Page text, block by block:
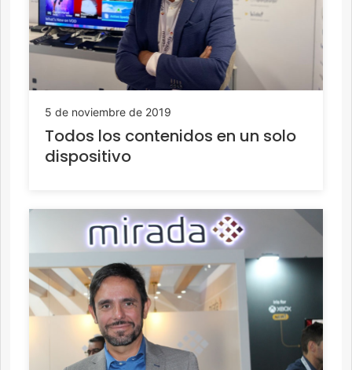
5 de noviembre de 2019
Todos los contenidos en un solo
dispositivo